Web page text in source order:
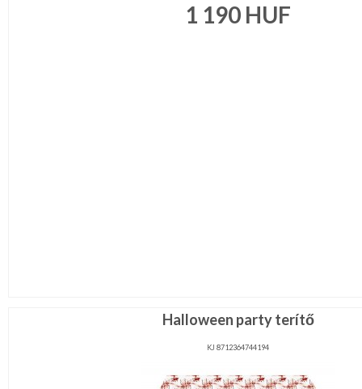
1 190 HUF
Halloween party terítő
KJ 8712364744194